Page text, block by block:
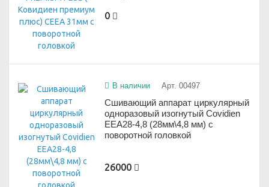
0
В наличии Арт. 00497
Сшивающий аппарат циркулярный
одноразовый изогнутый Covidien
EEA28-4,8 (28мм\4,8 мм) с
поворотной головкой
26000